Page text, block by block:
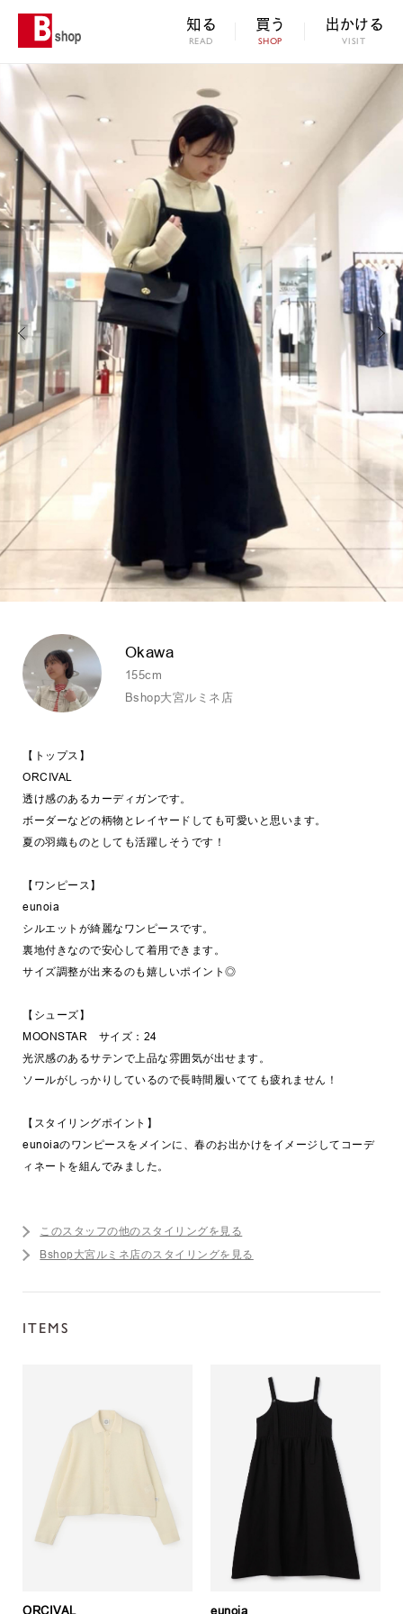
知る
READ
買う
SHOP
出かける
VISIT
Okawa
155cm
Bshop大宮ルミネ店
【トップス】
ORCIVAL
透け感のあるカーディガンです。
ボーダーなどの柄物とレイヤードしても可愛いと思います。
夏の羽織ものとしても活躍しそうです！
【ワンピース】
eunoia
シルエットが綺麗なワンピースです。
裏地付きなので安心して着用できます。
サイズ調整が出来るのも嬉しいポイント◎
【シューズ】
MOONSTAR サイズ：24
光沢感のあるサテンで上品な雰囲気が出せます。
ソールがしっかりしているので長時間履いてても疲れません！
【スタイリングポイント】
eunoiaのワンピースをメインに、春のお出かけをイメージしてコーデ
ィネートを組んでみました。
このスタッフの他のスタイリングを見る
Bshop大宮ルミネ店のスタイリングを見る
ITEMS
ORCIVAL eunoia